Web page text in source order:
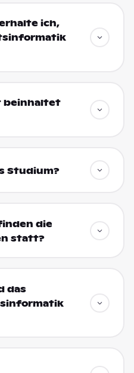
ich,
beinhaltet
Studium?
die
statt?
das